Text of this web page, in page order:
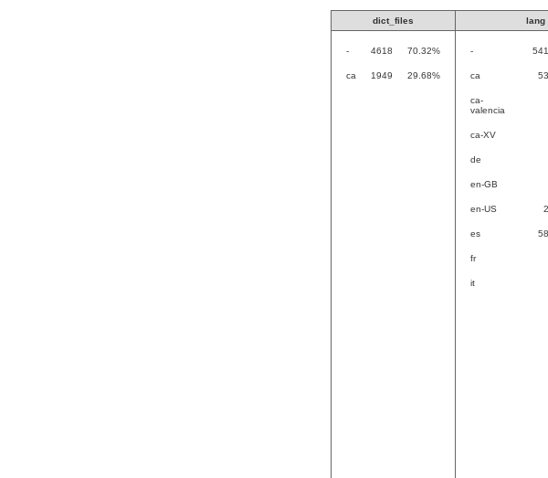
dict_files lang
- 4618 70.32%
ca 1949 29.68%
-
ca
ca-
valencia
ca-XV
de
en-GB
en-US
es
fr
it